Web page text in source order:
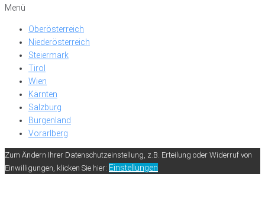
Menü
Oberösterreich
Niederösterreich
Steiermark
Tirol
Wien
Kärnten
Salzburg
Burgenland
Vorarlberg
Zum Ändern Ihrer Datenschutzeinstellung, z.B. Erteilung oder Widerruf von
Einwilligungen, klicken Sie hier: Einstellungen